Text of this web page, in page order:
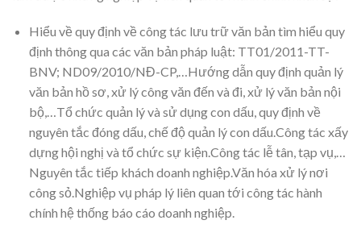
Hiểu về quy định về công tác lưu trữ văn bản tìm hiểu quy
định thông qua các văn bản pháp luật: TT01/2011-TT-
BNV; ND09/2010/NĐ-CP,…Hướng dẫn quy định quản lý
văn bản hồ sơ, xử lý công văn đến và đi, xử lý văn bản nội
bộ,…Tổ chức quản lý và sử dụng con dấu, quy định về
nguyên tắc đóng dấu, chế độ quản lý con dấu.Công tác xấy
dựng hội nghị và tổ chức sự kiện.Công tác lễ tân, tạp vụ,…
Nguyên tắc tiếp khách doanh nghiệp.Văn hóa xử lý nơi
công sỏ.Nghiệp vụ pháp lý liên quan tới công tác hành
chính hệ thống báo cáo doanh nghiệp.